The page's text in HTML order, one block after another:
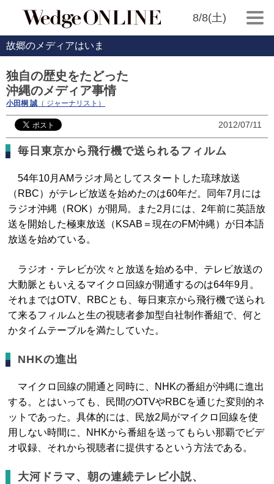
8/8(土)
故郷のメディアはいま
独自の歴史をたどった
沖縄のメディア事情
小田桐 誠 （ ジャーナリスト）
2012/07/11
毎日東京から飛行機で送られるフィルム
54年10月AMラジオ局としてスタートした琉球放送
（RBC）がテレビ放送を始めたのは60年だ。同年7月には
ラジオ沖縄（ROK）が開局。また2月には、2年前に英語放
送を開始した極東放送（KSAB＝現在のFM沖縄）が日本語
放送を始めている。
ラジオ・テレビが次々と放送を始める中、テレビ放送の
大動脈ともいえるマイクロ回線が開通するのは64年9月。
それまではOTV、RBCとも、毎日東京から飛行機で送られ
て来るフィルムと生の視聴者参加型自社制作番組で、何と
かタイムテーブルを満たしていた。
NHKの進出
マイクロ回線の開通と同時に、NHKの番組が沖縄に進出
する。とはいっても、民間のOTVやRBCを通じた変則的ネ
ットであった。具体的には、民放2局がマイクロ回線を使
用しない時間に、NHKから番組を送ってもらい那覇でビデ
オ収録、それから視聴者に提供するという方法である。
大河ドラマ、朝の連続テレビ小説、